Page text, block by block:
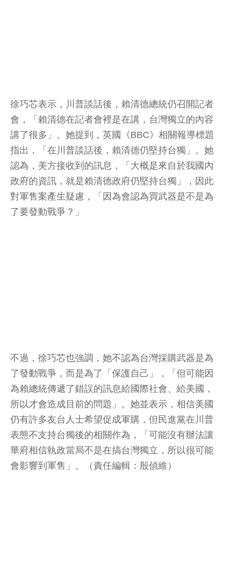
徐巧芯表示，川普談話後，賴清德總統仍召開記者
會，「賴清德在記者會裡是在講，台灣獨立的內容
講了很多」。她提到，英國《BBC》相關報導標題
指出，「在川普談話後，賴清德仍堅持台獨」。她
認為，美方接收到的訊息，「大概是來自於我國內
政府的資訊，就是賴清德政府仍堅持台獨」，因此
對軍售案產生疑慮，「因為會認為買武器是不是為
了要發動戰爭？」
不過，徐巧芯也強調，她不認為台灣採購武器是為
了發動戰爭，而是為了「保護自己」，「但可能因
為賴總統傳遞了錯誤的訊息給國際社會、給美國，
所以才會造成目前的問題」。她並表示，相信美國
仍有許多友台人士希望促成軍購，但民進黨在川普
表態不支持台獨後的相關作為，「可能沒有辦法讓
華府相信執政當局不是在搞台灣獨立，所以很可能
會影響到軍售」。（責任編輯：殷偵維）